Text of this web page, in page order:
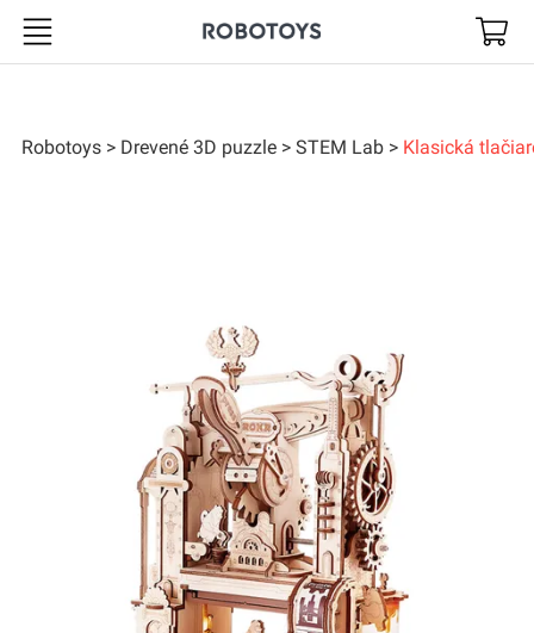
Robotoys
Robotoys Drevené 3D puzzle STEM Lab Klasická